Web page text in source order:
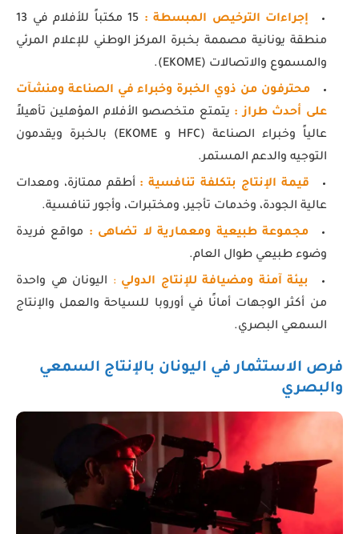
إجراءات الترخيص المبسطة :
15 مكتباً للأفلام في 13
منطقة يونانية مصممة بخبرة المركز الوطني للإعلام المرئي
والمسموع والاتصالات (EKOME).
محترفون من ذوي الخبرة وخبراء في الصناعة ومنشآت
على أحدث طراز : يتمتع متخصصو الأفلام المؤهلين تأهيلاً
عالياً وخبراء الصناعة (HFC و EKOME) بالخبرة ويقدمون
التوجيه والدعم المستمر.
قيمة الإنتاج بتكلفة تنافسية: أطقم ممتازة، ومعدات
عالية الجودة، وخدمات تأجير، ومختبرات، وأجور تنافسية.
مجموعة طبيعية ومعمارية لا تضاهى : مواقع فريدة
وضوء طبيعي طوال العام.
بيئة آمنة ومضيافة للإنتاج الدولي : اليونان هي واحدة
من أكثر الوجهات أمانًا في أوروبا للسياحة والعمل والإنتاج
السمعي البصري.
فرص الاستثمار في اليونان بالإنتاج السمعي
والبصري